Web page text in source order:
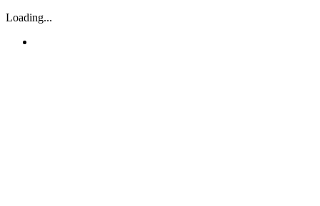
Loading...